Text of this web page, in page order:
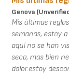
Genova
Mis últimas
semanas, estoy
aquí no se han
seca, mas bien
dolor.estoy